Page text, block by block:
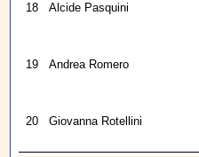
18 Alcide Pasquini
19 Andrea Romero
20 Giovanna Rotellini